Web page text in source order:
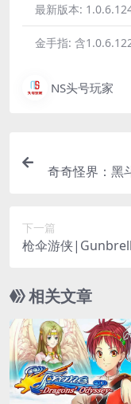
最新版本:
金手指: 含
NS头号玩家
奇奇怪界：黑
下一篇
枪伞游侠
相关文章